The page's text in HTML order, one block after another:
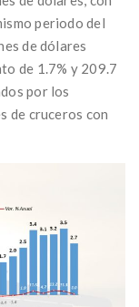
periodo del
de dólares
de 1.7% y 209.7
por los
de cruceros con